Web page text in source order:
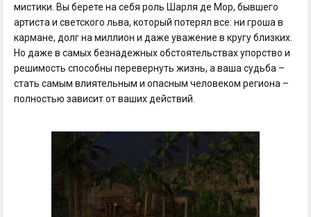
мистики. Вы берете на себя роль Шарля де Мор, бывшего
артиста и светского льва, который потерял все: ни гроша в
кармане, долг на миллион и даже уважение в кругу близких.
Но даже в самых безнадежных обстоятельствах упорство и
решимость способны перевернуть жизнь, а ваша судьба –
стать самым влиятельным и опасным человеком региона –
полностью зависит от ваших действий.